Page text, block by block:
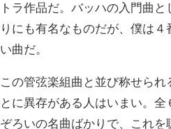
トラ作品だ。バッハの入門曲
りにも有名なものだが、僕は
い曲だ。
この管弦楽組曲と並び称せら
とに異存がある人はいまい。
ぞろいの名曲ばかりで、これ